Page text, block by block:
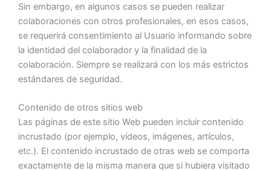
Sin embargo, en algunos casos se pueden realizar
colaboraciones con otros profesionales, en esos casos,
se requerirá consentimiento al Usuario informando sobre
la identidad del colaborador y la finalidad de la
colaboración. Siempre se realizará con los más estrictos
estándares de seguridad.
Contenido de otros sitios web
Las páginas de este sitio Web pueden incluir contenido
incrustado (por ejemplo, vídeos, imágenes, artículos,
etc.). El contenido incrustado de otras web se comporta
exactamente de la misma manera que si hubiera visitado